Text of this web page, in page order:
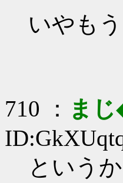
いやも
710 ： まじ
という